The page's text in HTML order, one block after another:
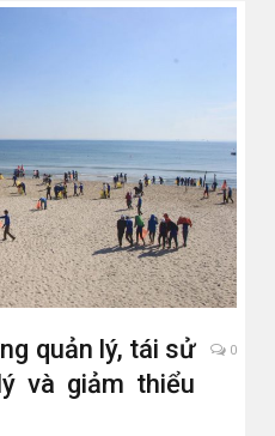
quản lý, tái sử
và giảm thiểu
0